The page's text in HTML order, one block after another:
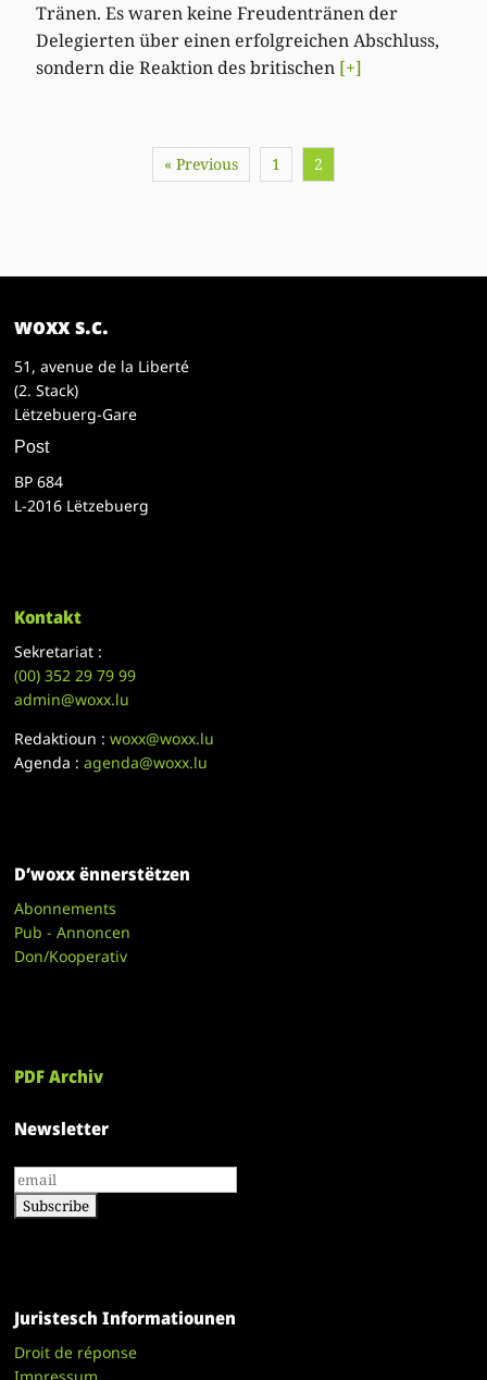
Tränen. Es waren keine Freudentränen der
Delegierten über einen erfolgreichen Abschluss,
sondern die Reaktion des britischen [+]
« Previous 1 2
woxx s.c.
51, avenue de la Liberté
(2. Stack)
Lëtzebuerg-Gare
Post
BP 684
L-2016 Lëtzebuerg
Kontakt
Sekretariat :
(00)352 29 79 99
admin@woxx.lu
Redaktioun :woxx@woxx.lu
Agenda :agenda@woxx.lu
D’woxx ënnerstëtzen
Abonnements
Pub - Annoncen
Don/Kooperativ
PDF Archiv
Newsletter
Juristesch Informatiounen
Droit de réponse